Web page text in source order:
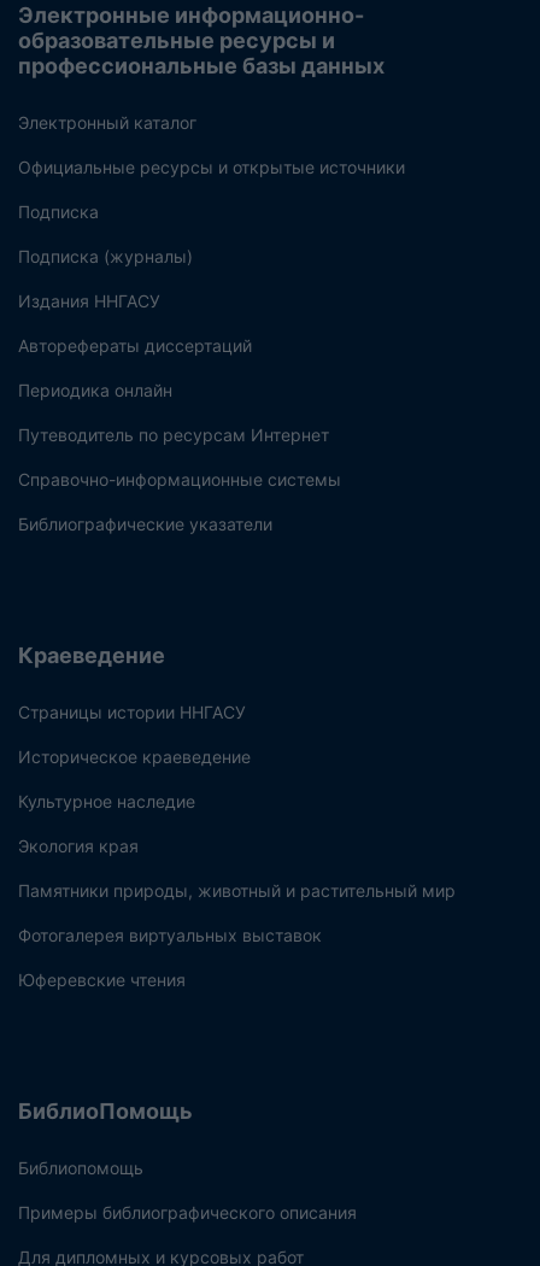
Электронные информационно-
образовательные ресурсы и
профессиональные базы данных
Электронный каталог
Официальные ресурсы и открытые источники
Подписка
Подписка (журналы)
Издания ННГАСУ
Авторефераты диссертаций
Периодика онлайн
Путеводитель по ресурсам Интернет
Справочно-информационные системы
Библиографические указатели
Краеведение
Страницы истории ННГАСУ
Историческое краеведение
Культурное наследие
Экология края
Памятники природы, животный и растительный мир
Фотогалерея виртуальных выставок
Юферевские чтения
БиблиоПомощь
Библиопомощь
Примеры библиографического описания
Для дипломных и курсовых работ